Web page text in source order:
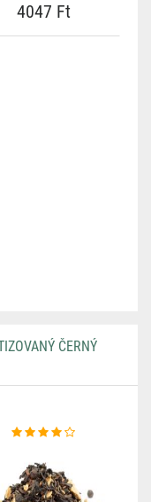
4047 Ft
ČERNÝ